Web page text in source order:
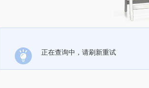
正在查询中，请刷新重试